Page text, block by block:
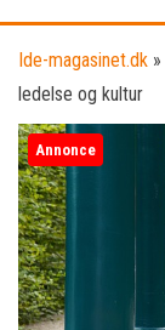
Ide-magasinet.dk »
ledelse og kultur
Annonce